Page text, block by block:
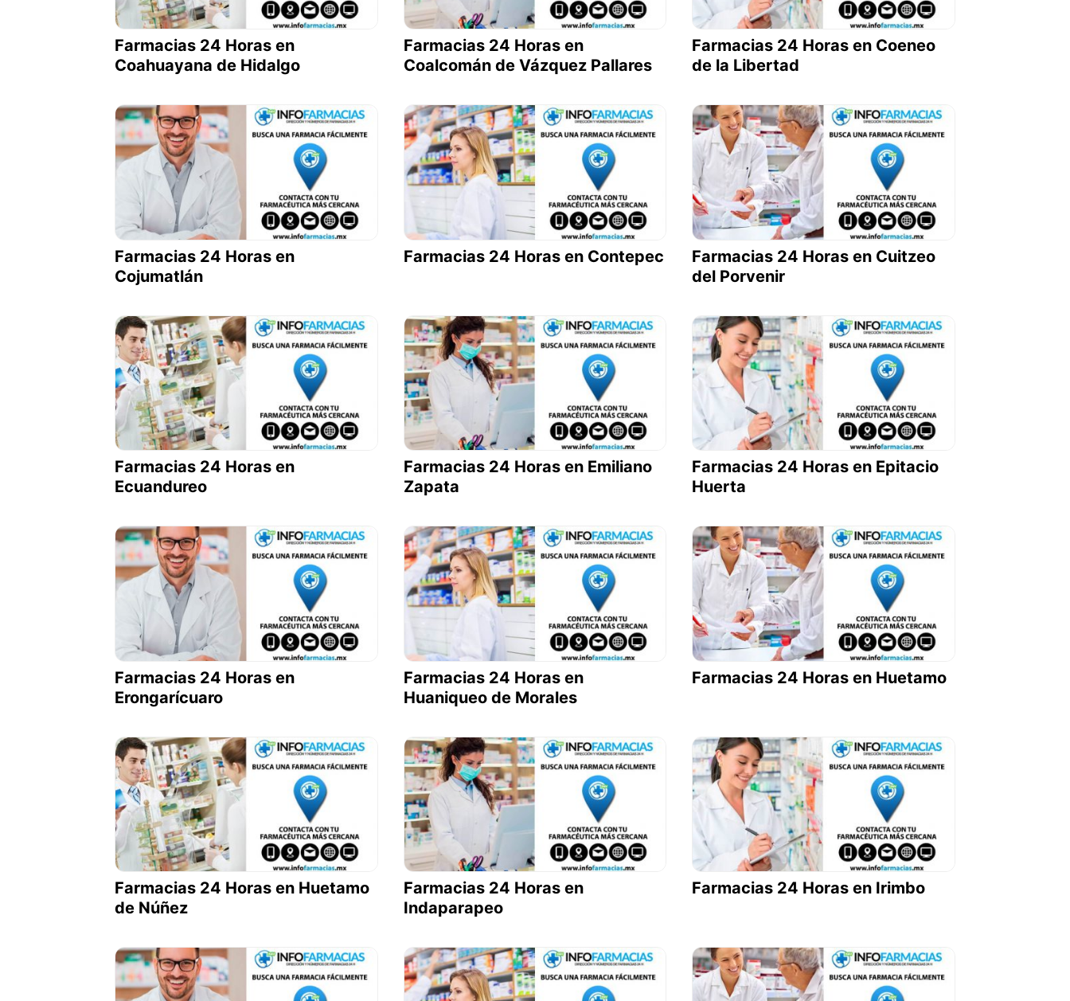
Farmacias 24 Horas en
Coahuayana de Hidalgo
Farmacias 24 Horas en
Coalcomán de Vázquez Pallares
Farmacias 24 Horas en Coeneo
de la Libertad
Farmacias 24 Horas en
Cojumatlán
Farmacias 24 Horas en Contepec
Farmacias 24 Horas en Cuitzeo
del Porvenir
Farmacias 24 Horas en
Ecuandureo
Farmacias 24 Horas en Emiliano
Zapata
Farmacias 24 Horas en Epitacio
Huerta
Farmacias 24 Horas en
Erongarícuaro
Farmacias 24 Horas en
Huaniqueo de Morales
Farmacias 24 Horas en Huetamo
Farmacias 24 Horas en Huetamo
de Núñez
Farmacias 24 Horas en
Indaparapeo
Farmacias 24 Horas en Irimbo